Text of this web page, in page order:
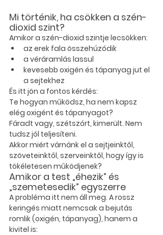
Mi történik, ha csökken a szén-
dioxid szint?
Amikor a szén-dioxid szintje lecsökken:
az erek fala összehúzódik
a véráramlás lassul
kevesebb oxigén és tápanyag jut el
a sejtekhez
És itt jön a fontos kérdés:
Te hogyan működsz, ha nem kapsz
elég oxigént és tápanyagot?
Fáradt vagy, szétszórt, kimerült. Nem
tudsz jól teljesíteni.
Akkor miért várnánk el a sejtjeinktől,
szöveteinktől, szerveinktől, hogy így is
tökéletesen működjenek?
Amikor a test „éhezik” és
„szemetesedik” egyszerre
A probléma itt nem áll meg. A rossz
keringés miatt nemcsak a bejutás
romlik (oxigén, tápanyag), hanem a
kivitel is: